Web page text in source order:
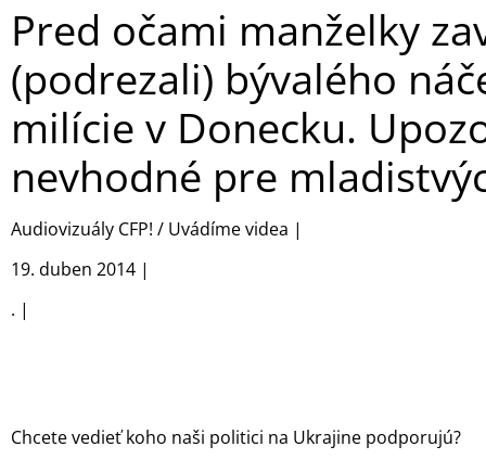
Pred očami manželky
(podrezali) bývalého
milície v Donecku.
nevhodné pre
Audiovizuály CFP! / Uvádíme videa |
19. duben 2014 |
. |
Chcete vedieť koho naši politici na Ukrajine podporujú?